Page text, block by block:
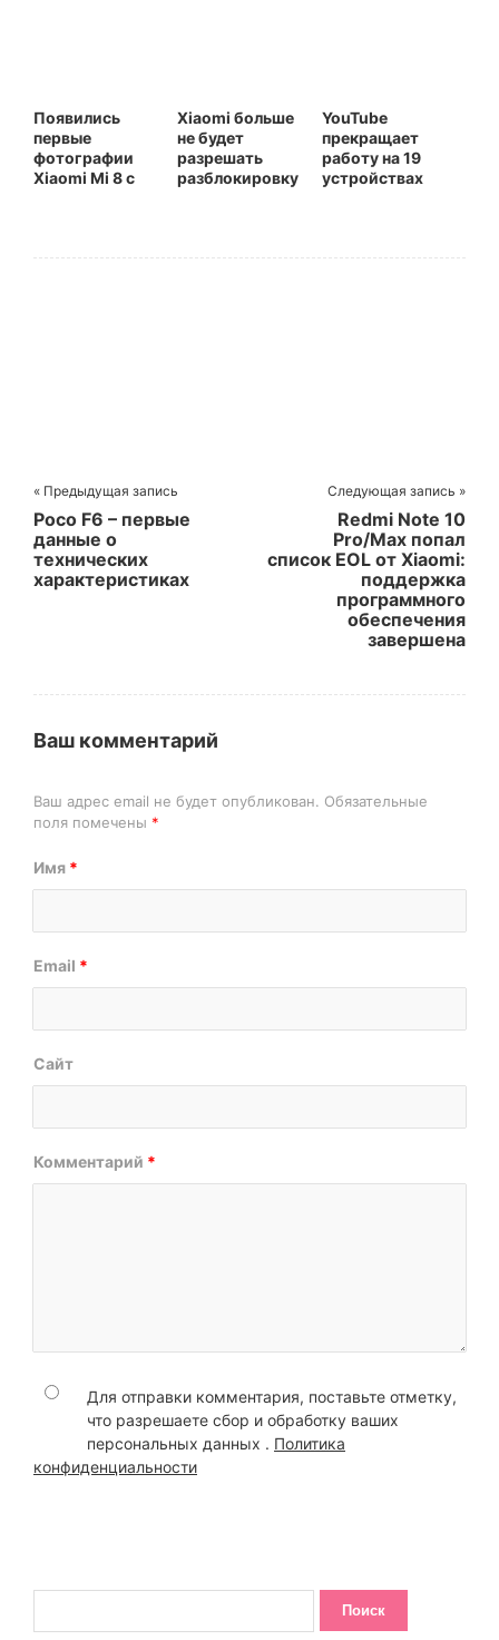
Появились
первые
фотографии
Xiaomi Mi 8 с
экраном
Xiaomi больше
не будет
разрешать
разблокировку
YouTube
прекращает
работу на 19
устройствах
« Предыдущая запись
Poco F6 – первые
данные о
технических
характеристиках
Следующая запись »
Redmi Note 10
Pro/Max попал
список EOL от Xiaomi:
поддержка
программного
обеспечения
завершена
Ваш комментарий
Ваш адрес email не будет опубликован. Обязательные
поля помечены *
Имя *
Email *
Сайт
Комментарий *
Для отправки комментария, поставьте отметку,
что разрешаете сбор и обработку ваших
персональных данных . Политика
конфиденциальности